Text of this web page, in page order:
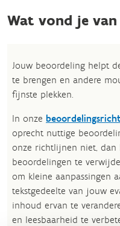
Wat vond je
Jouw beoordeling helpt
te brengen en andere
fijnste plekken.
In onze
oprecht nuttige
onze richtlijnen niet, dan
beoordelingen te
om kleine aanpassingen
tekstgedeelte van jouw
inhoud ervan te
en leesbaarheid te